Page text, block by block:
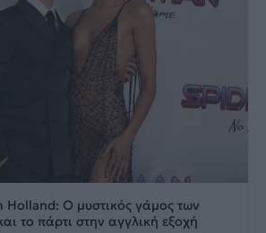
Holland: Ο μυστικός γάμος των
το πάρτι στην αγγλική εξοχή